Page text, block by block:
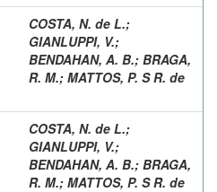
COSTA, N. de L.;
GIANLUPPI, V.;
BENDAHAN, A. B.; BRAGA,
R. M.; MATTOS, P. S R. de
COSTA, N. de L.;
GIANLUPPI, V.;
BENDAHAN, A. B.; BRAGA,
R. M.; MATTOS, P. S R. de